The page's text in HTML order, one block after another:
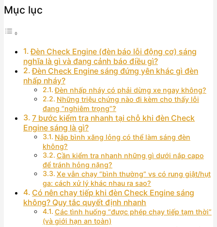
Mục lục
Đèn Check Engine (đèn báo lỗi động cơ) sáng
nghĩa là gì và đang cảnh báo điều gì?
Đèn Check Engine sáng đứng yên khác gì đèn
nhấp nháy?
Đèn nhấp nháy có phải dừng xe ngay không?
Những triệu chứng nào đi kèm cho thấy lỗi
đang “nghiêm trọng”?
7 bước kiểm tra nhanh tại chỗ khi đèn Check
Engine sáng là gì?
Nắp bình xăng lỏng có thể làm sáng đèn
không?
Cần kiểm tra nhanh những gì dưới nắp capo
để tránh hỏng nặng?
Xe vẫn chạy “bình thường” vs có rung giật/hụt
ga: cách xử lý khác nhau ra sao?
Có nên chạy tiếp khi đèn Check Engine sáng
không? Quy tắc quyết định nhanh
Các tình huống “được phép chạy tiếp tạm thời”
(và giới hạn an toàn)